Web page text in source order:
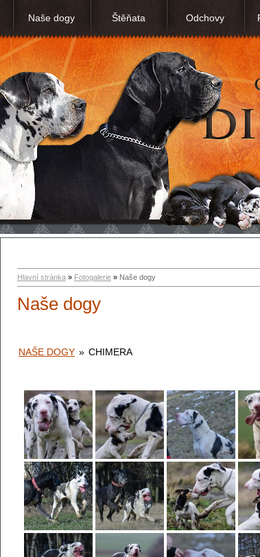
Naše dogy Štěňata Odchovy
Hlavní stránka » Fotogalerie » Naše dogy
Naše dogy
NAŠE DOGY » CHIMERA